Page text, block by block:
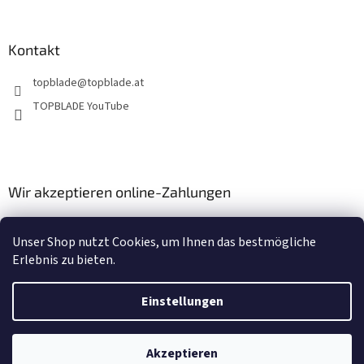
Unser Shop nutzt Cookies, um Ihnen das bestmögliche
Erlebnis zu bieten.
Einstellungen
Akzeptieren
Kontakt
topblade@topblade.at
TOPBLADE YouTube
Wir akzeptieren online-Zahlungen
Erstellt von Shoptet
topblade.at. Alle Rechte vorbehalten.